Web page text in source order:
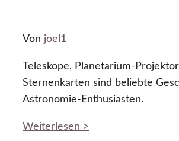
Von joel1
Teleskope, Planetarium-
Sternenkarten sind beliebte
Astronomie-Enthusiasten.
Weiterlesen >